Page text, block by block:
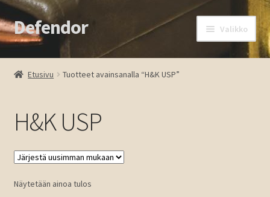
Siirry
navigointiin
Siirry
sisältöön
Defendor Valikko
Etusivu
Oma tili
Ostoskori
Tuotteet
Etusivu Tuotteet avainsanalla “H&K USP”
H&K USP
Näytetään ainoa tulos